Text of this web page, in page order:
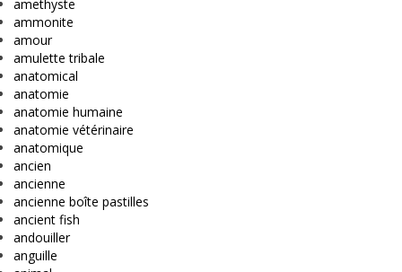
amethyste
ammonite
amour
amulette tribale
anatomical
anatomie
anatomie humaine
anatomie vétérinaire
anatomique
ancien
ancienne
ancienne boîte pastilles
ancient fish
andouiller
anguille